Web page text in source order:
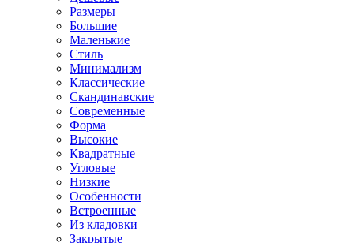
Размеры
Большие
Маленькие
Стиль
Минимализм
Классические
Скандинавские
Современные
Форма
Высокие
Квадратные
Угловые
Низкие
Особенности
Встроенные
Из кладовки
Закрытые